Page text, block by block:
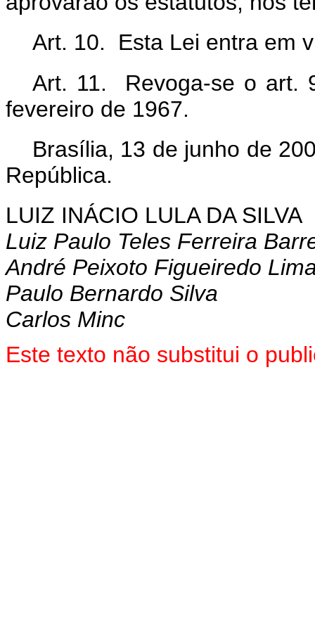
Art. 10. Esta Lei entra em
Art. 11. Revoga-se o art.
fevereiro de 1967.
Brasília, 13 de junho de
República.
LUIZ INÁCIO LULA DA SILVA
Luiz Paulo Teles Ferreira
André Peixoto Figueiredo
Paulo Bernardo Silva
Carlos Minc
Este texto não substitui o